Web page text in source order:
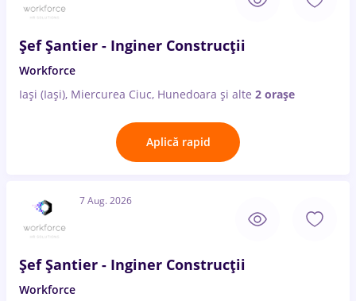
Șef Șantier - Inginer Construcții
Workforce
Iași (Iași), Miercurea Ciuc, Hunedoara și alte 2 orașe
Aplică rapid
7 Aug. 2026
Șef Șantier - Inginer Construcții
Workforce